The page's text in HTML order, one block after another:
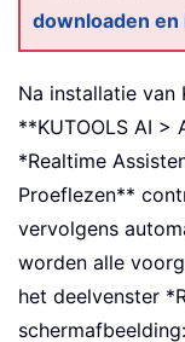
downloaden
Na installatie
**KUTOOLS AI >
*Realtime
Proeflezen**
vervolgens
worden alle
het deelvenster
schermafbeelding: